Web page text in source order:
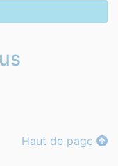
Haut de page